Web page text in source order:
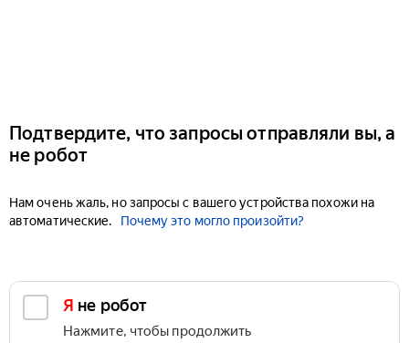
Подтвердите, что запросы отправляли вы, а
не робот
Нам очень жаль, но запросы с вашего устройства похожи на
автоматические.
Почему это могло произойти?
Я не робот
Нажмите, чтобы продолжить